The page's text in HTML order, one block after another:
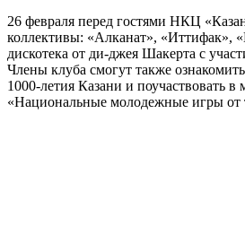
26 февраля перед гостями НКЦ
коллективы: «Алканат», «Иттифак»,
дискотека от ди-джея Шакерта с
Члены клуба смогут также
1000-летия Казани и поучаствовать в
«Национальные молодежные игры от